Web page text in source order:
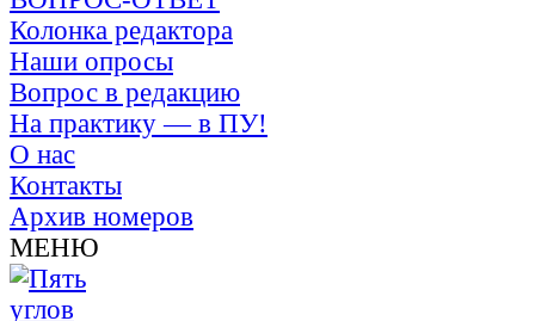
Колонка редактора
Наши опросы
Вопрос в редакцию
На практику — в ПУ!
О нас
Контакты
Архив номеров
МЕНЮ